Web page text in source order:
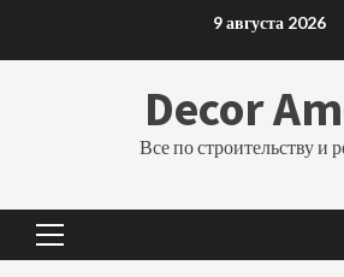
9 августа 2026
Decor
Все по строительству и
Основное